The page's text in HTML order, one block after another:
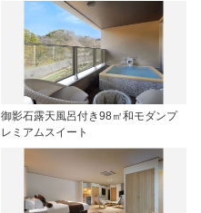
御影石露天風呂付き98㎡和モダンプ
レミアムスイート